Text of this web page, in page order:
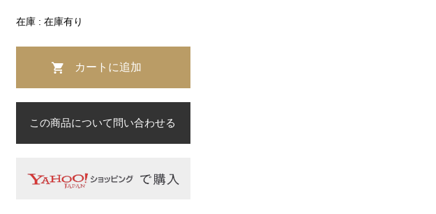
在庫 : 在庫有り
この商品について問い合わせる